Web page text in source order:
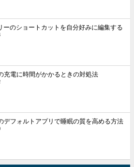
ーのショートカットを自分好みに編集する
充電に時間がかかるときの対処法
デフォルトアプリで睡眠の質を高める方法